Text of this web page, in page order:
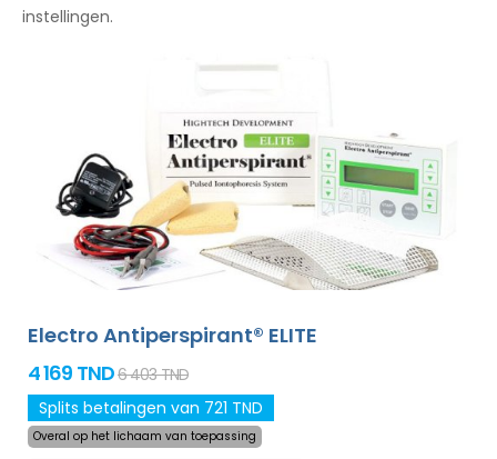
instellingen.
Electro Antiperspirant® ELITE
4 169 TND6 403 TND
Splits betalingen van 721 TND
Overal op het lichaam van toepassing